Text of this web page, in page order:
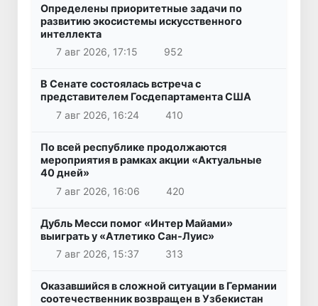
Определены приоритетные задачи по
развитию экосистемы искусственного
интеллекта
7 авг 2026, 17:15
952
В Сенате состоялась встреча с
представителем Госдепартамента США
7 авг 2026, 16:24
410
По всей республике продолжаются
мероприятия в рамках акции «Актуальные
40 дней»
7 авг 2026, 16:06
420
Дубль Месси помог «Интер Майами»
выиграть у «Атлетико Сан-Луис»
7 авг 2026, 15:37
313
Оказавшийся в сложной ситуации в Германии
соотечественник возвращен в Узбекистан